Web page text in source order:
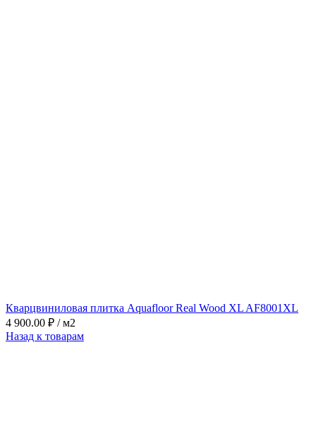
Кварцвиниловая плитка Aquafloor Real Wood XL AF8001XL
4 900.00 ₽ / м2
Назад к товарам